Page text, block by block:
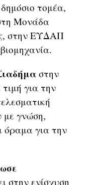
τομέα,
Μονάδα
στην ΕΥΔΑΠ
στην
για την
με γνώση,
όραμα για την
στην ενίσχυση